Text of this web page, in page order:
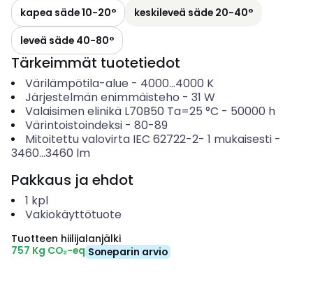
kapea säde 10-20°
keskileveä säde 20-40°
leveä säde 40-80°
Tärkeimmät tuotetiedot
Värilämpötila-alue - 4000...4000 K
Järjestelmän enimmäisteho - 31 W
Valaisimen elinikä L70B50 Ta=25 °C - 50000 h
Värintoistoindeksi- 80-89
Mitoitettu valovirta IEC 62722-2- 1 mukaisesti-
3460...3460 lm
Pakkaus ja ehdot
1 kpl
Vakiokäyttötuote
Tuotteen hiilijalanjälki
757 Kg CO₂-eq Soneparin arvio